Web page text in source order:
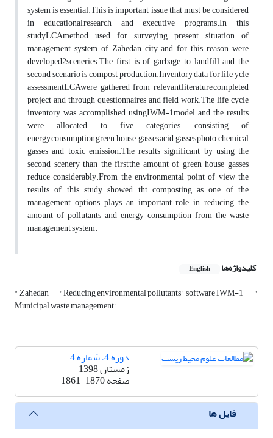
system is essential.This is important issue that must be considered
in educational,research and executive programs.In this
studyLCAmethod used for surveying present situation of
management system of Zahedan city and for this reason were
developed2sceneries.The first is of garbage to landfill and the
second scenario is compost production.Inventory data for life ycle
assessmentLCAwere gathered from relevant,literature,completed
project and through questionnaires and field work.The life cycle
inventory was accomplished usingIWM-1model and the results
were allocated to five categories, consisting of
energy,consumption,green house gasses,acid gasses,photo chemical
gasses and toxic emission.The results significant by using the
second scenery than the first,the amount of green house gasses
reduce considerably.From the environmental point of view the
results of this study showed tht composting as one of the
management options plays an important role in reducing the
amount of pollutants and energy consumption from the waste
management system.
کلیدواژه‌ها English
" Zahedan "Reducing environmental pollutants" software IWM-1 "
Municipal waste management"
دوره 4، شماره 4
زمستان 1398
صفحه1861-1870
فایل ها